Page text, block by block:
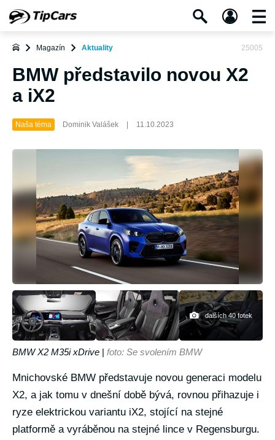
Magazín Aktuality 25005
BMW představilo novou X2
a iX2
Naša téma Dominik Valášek 11.10.2023
dalších 40 fotek
BMW X2 M35i xDrive | foto: Se svolením BMW
Mnichovské BMW představuje novou generaci modelu
X2, a jak tomu v dnešní době bývá, rovnou přihazuje i
ryze elektrickou variantu iX2, stojící na stejné
platformě a vyráběnou na stejné lince v Regensburgu.